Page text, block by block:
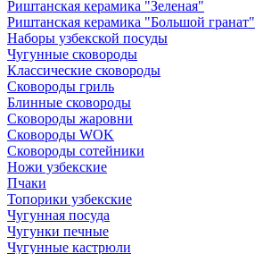
Риштанская керамика "Зеленая"
Риштанская керамика "Большой гранат"
Наборы узбекской посуды
Чугунные сковороды
Классические сковороды
Сковороды гриль
Блинные сковороды
Сковороды жаровни
Сковороды WOK
Сковороды сотейники
Ножи узбекские
Пчаки
Топорики узбекские
Чугунная посуда
Чугунки печные
Чугунные кастрюли